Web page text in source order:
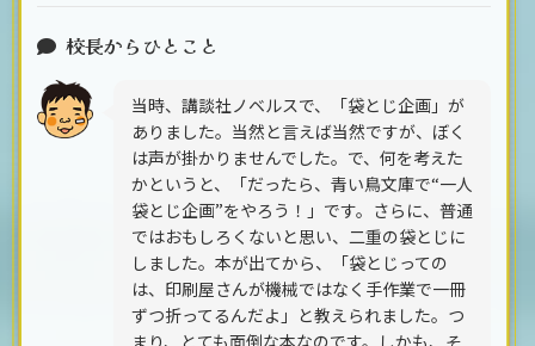
校長からひとこと
当時、講談社ノベルスで、「袋とじ企画」が
ありました。当然と言えば当然ですが、ぼく
は声が掛かりませんでした。で、何を考えた
かというと、「だったら、青い鳥文庫で“一人
袋とじ企画”をやろう！」です。さらに、普通
ではおもしろくないと思い、二重の袋とじに
しました。本が出てから、「袋とじっての
は、印刷屋さんが機械ではなく手作業で一冊
ずつ折ってるんだよ」と教えられました。つ